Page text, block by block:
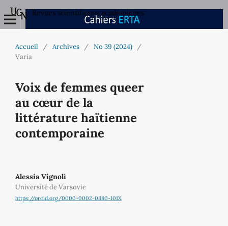
Revues scientifiques académiques
Accueil / Archives / No 39 (2024)
/
Varia
Voix de femmes queer
au cœur de la
littérature haïtienne
contemporaine
Alessia Vignoli
Université de Varsovie
https://orcid.org/0000-0002-0380-101X